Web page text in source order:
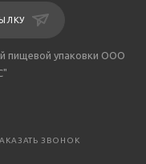
пищевой упаковки ООО
ЗВОНОК